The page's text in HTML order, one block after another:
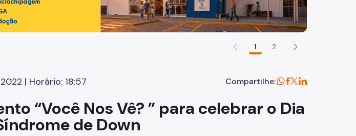
1 2
| Horário: 18:57 Compartilhe:
“Você Nos Vê? ” para celebrar o Dia
de Down